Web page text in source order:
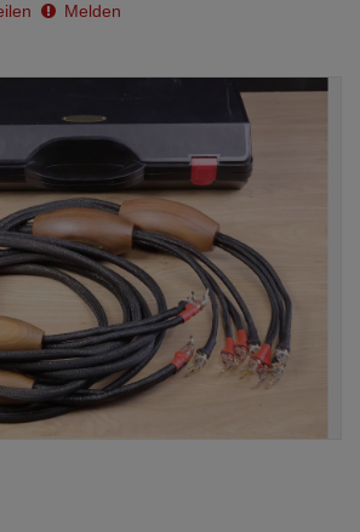
Melden